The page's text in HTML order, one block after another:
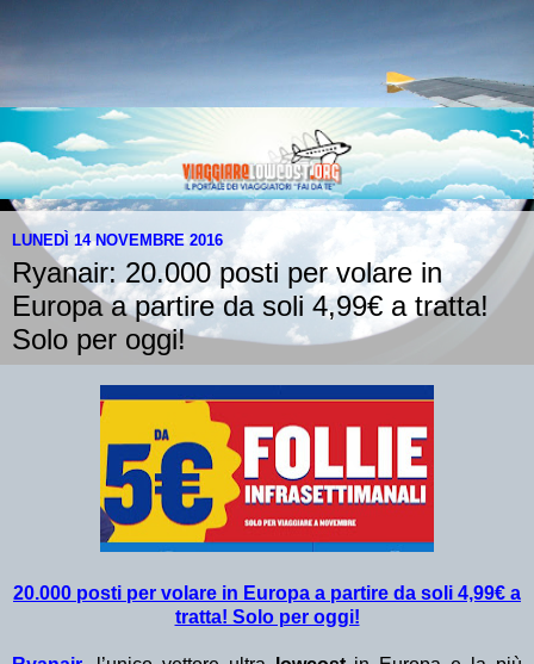
LUNEDÌ 14 NOVEMBRE 2016
Ryanair: 20.000 posti per volare in
Europa a partire da soli 4,99€ a tratta!
Solo per oggi!
20.000 posti per volare in Europa a partire da soli 4,99€ a
tratta! Solo per oggi!